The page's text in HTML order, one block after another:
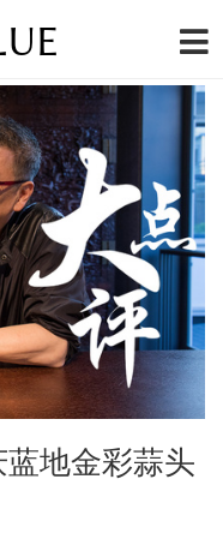
地金彩蒜头